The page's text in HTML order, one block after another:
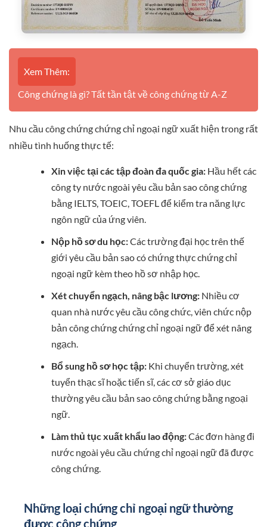
Xem Thêm:
Công chứng là gì? Tất tần tật về công chứng từ A-Z
Nhu cầu công chứng chứng chỉ ngoại ngữ xuất hiện trong rất
nhiều tình huống thực tế:
Xin việc tại các tập đoàn đa quốc gia:Hầu hết các
công ty nước ngoài yêu cầu bản sao công chứng
bằng IELTS, TOEIC, TOEFL để kiểm tra năng lực
ngôn ngữ của ứng viên.
Nộp hồ sơ du học:Các trường đại học trên thế
giới yêu cầu bản sao có chứng thực chứng chỉ
ngoại ngữ kèm theo hồ sơ nhập học.
Xét chuyển ngạch, nâng bậc lương:Nhiều cơ
quan nhà nước yêu cầu công chức, viên chức nộp
bản công chứng chứng chỉ ngoại ngữ để xét nâng
ngạch.
Bổ sung hồ sơ học tập:Khi chuyển trường, xét
tuyển thạc sĩ hoặc tiến sĩ, các cơ sở giáo dục
thường yêu cầu bản sao công chứng bằng ngoại
ngữ.
Làm thủ tục xuất khẩu lao động:Các đơn hàng đi
nước ngoài yêu cầu chứng chỉ ngoại ngữ đã được
công chứng.
Những loại chứng chỉ ngoại ngữ thường
được công chứng